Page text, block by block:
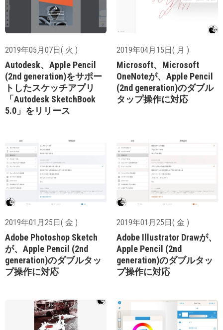
2019年05月07日( 火 )
Autodesk、Apple Pencil
(2nd generation)をサポー
トしたスケッチアプリ
「Autodesk SketchBook
5.0」をリリース
2019年04月15日( 月 )
Microsoft、Microsoft
OneNoteが、Apple Pencil
(2nd generation)のダブル
タップ操作に対応
2019年01月25日( 金 )
Adobe Photoshop Sketch
が、Apple Pencil (2nd
generation)のダブルタッ
プ操作に対応
2019年01月25日( 金 )
Adobe Illustrator Drawが、
Apple Pencil (2nd
generation)のダブルタッ
プ操作に対応